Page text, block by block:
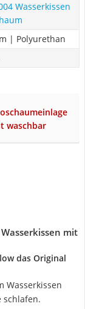
Wasserkissen
| Polyurethan
waschbar
mit
das Original
Wasserkissen
schlafen.